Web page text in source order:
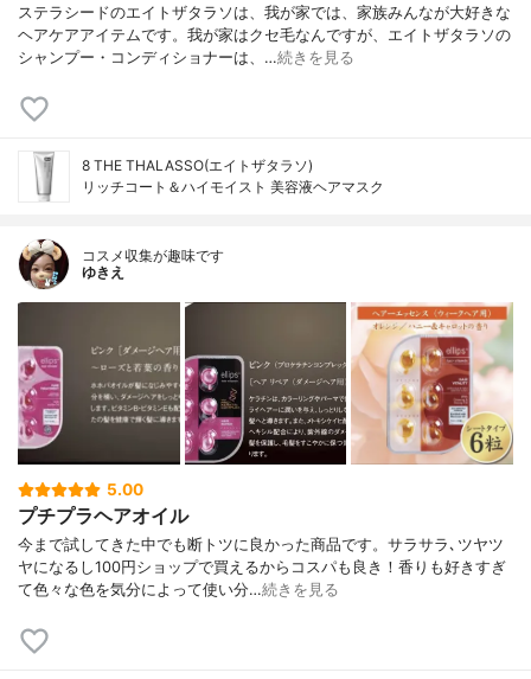
ステラシードのエイトザタラソは、我が家では、家族みんなが大好きな
ヘアケアアイテムです。我が家はクセ毛なんですが、エイトザタラソの
シャンプー・コンディショナーは、…続きを見る
8 THE THALASSO(エイトザタラソ)
リッチコート＆ハイモイスト 美容液ヘアマスク
コスメ収集が趣味です
ゆきえ
5.00
プチプラヘアオイル
今まで試してきた中でも断トツに良かった商品です。サラサラ､ツヤツ
ヤになるし100円ショップで買えるからコスパも良き！香りも好きすぎ
て色々な色を気分によって使い分…続きを見る